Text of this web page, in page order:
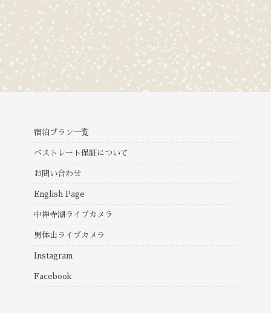
宿泊プラン一覧
ベストレート保証について
お問い合わせ
English Page
中禅寺湖ライブカメラ
男体山ライブカメラ
Instagram
Facebook